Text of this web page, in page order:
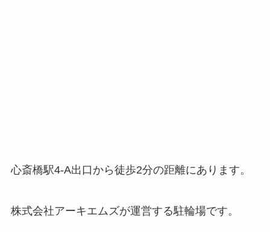
心斎橋駅4-A出口から徒歩2分の距離にあります。
株式会社アーキエムズが運営する駐輪場です。